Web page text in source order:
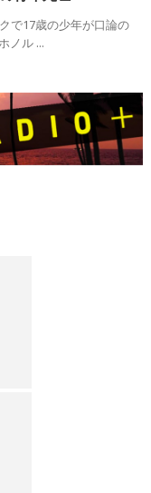
で17歳の少年が口論の
ノル ...